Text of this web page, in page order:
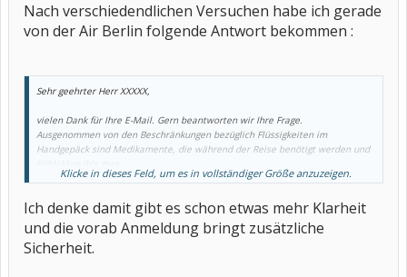
Nach verschiedendlichen Versuchen habe ich gerade
von der Air Berlin folgende Antwort bekommen :
Sehr geehrter Herr XXXXX,
vielen Dank für Ihre E-Mail. Gern beantworten wir Ihre Frage.
Ausgenommen von den Beschränkungen bezüglich Flüssigkeiten im
Handgepäck sind Medikamente, die während der Reise benötigt werden und
1 Liter) die zur Kühlung der Medikamente benötigt werden. An den
vorlegen und bei Bedarf deren Notwendigkeit (z.B. durch Rezepte,
Beschreibung, Plausibilität etc.) nachweisen.
Wir können die Beförderung gern vorab anmelden, damit Sie einen
schriftlichen Nachweis für den Check-in/ Sicherheitskontrollen haben.
Klicke in dieses Feld, um es in vollständiger Größe anzuzeigen.
Ich denke damit gibt es schon etwas mehr Klarheit
und die vorab Anmeldung bringt zusätzliche
Sicherheit.